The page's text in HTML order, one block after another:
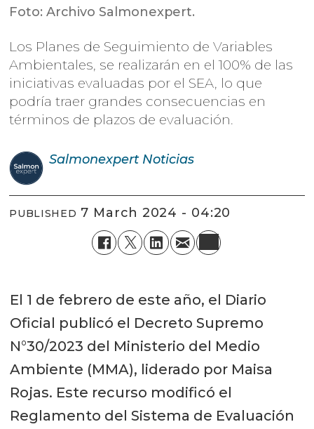
Foto: Archivo Salmonexpert.
Los Planes de Seguimiento de Variables
Ambientales, se realizarán en el 100% de las
iniciativas evaluadas por el SEA, lo que
podría traer grandes consecuencias en
términos de plazos de evaluación.
Salmonexpert Noticias
PUBLISHED 7 March 2024 - 04:20
El 1 de febrero de este año, el Diario
Oficial publicó el Decreto Supremo
N°30/2023 del Ministerio del Medio
Ambiente (MMA), liderado por Maisa
Rojas. Este recurso modificó el
Reglamento del Sistema de Evaluación